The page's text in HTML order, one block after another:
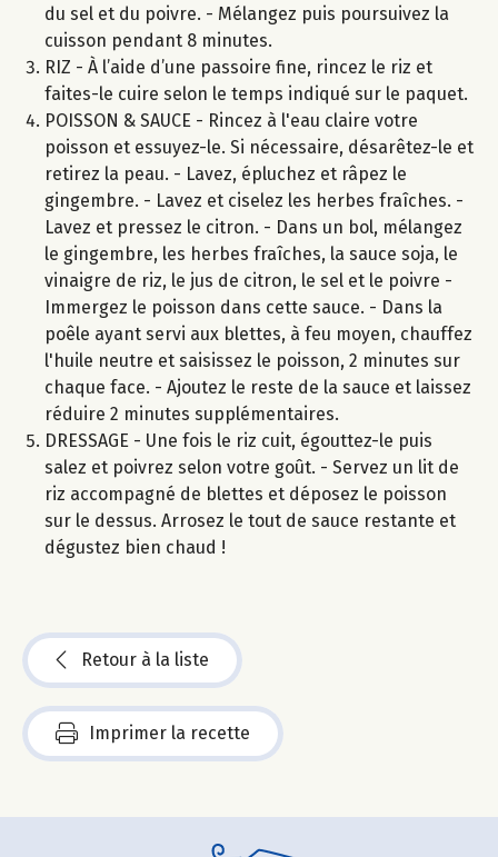
du sel et du poivre. - Mélangez puis poursuivez la
cuisson pendant 8 minutes.
RIZ - À l’aide d’une passoire fine, rincez le riz et
faites-le cuire selon le temps indiqué sur le paquet.
POISSON & SAUCE - Rincez à l'eau claire votre
poisson et essuyez-le. Si nécessaire, désarêtez-le et
retirez la peau. - Lavez, épluchez et râpez le
gingembre. - Lavez et ciselez les herbes fraîches. -
Lavez et pressez le citron. - Dans un bol, mélangez
le gingembre, les herbes fraîches, la sauce soja, le
vinaigre de riz, le jus de citron, le sel et le poivre -
Immergez le poisson dans cette sauce. - Dans la
poêle ayant servi aux blettes, à feu moyen, chauffez
l'huile neutre et saisissez le poisson, 2 minutes sur
chaque face. - Ajoutez le reste de la sauce et laissez
réduire 2 minutes supplémentaires.
DRESSAGE - Une fois le riz cuit, égouttez-le puis
salez et poivrez selon votre goût. - Servez un lit de
riz accompagné de blettes et déposez le poisson
sur le dessus. Arrosez le tout de sauce restante et
dégustez bien chaud !
Retour à la liste
Imprimer la recette